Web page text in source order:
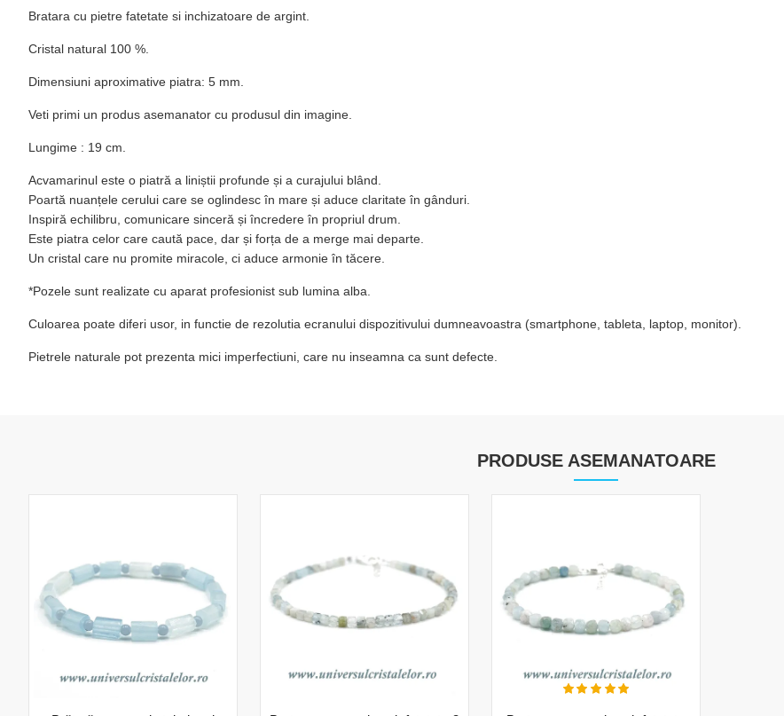
Bratara cu pietre fatetate si inchizatoare de argint.
Cristal natural 100 %.
Dimensiuni aproximative piatra: 5 mm.
Veti primi un produs asemanator cu produsul din imagine.
Lungime : 19 cm.
Acvamarinul este o piatră a liniștii profunde și a curajului blând.
Poartă nuanțele cerului care se oglindesc în mare și aduce claritate în gânduri.
Inspiră echilibru, comunicare sinceră și încredere în propriul drum.
Este piatra celor care caută pace, dar și forța de a merge mai departe.
Un cristal care nu promite miracole, ci aduce armonie în tăcere.
*Pozele sunt realizate cu aparat profesionist sub lumina alba.
Culoarea poate diferi usor, in functie de rezolutia ecranului dispozitivului dumneavoastra (smartphone, tableta, laptop, monitor).
Pietrele naturale pot prezenta mici imperfectiuni, care nu inseamna ca sunt defecte.
PRODUSE ASEMANATOARE